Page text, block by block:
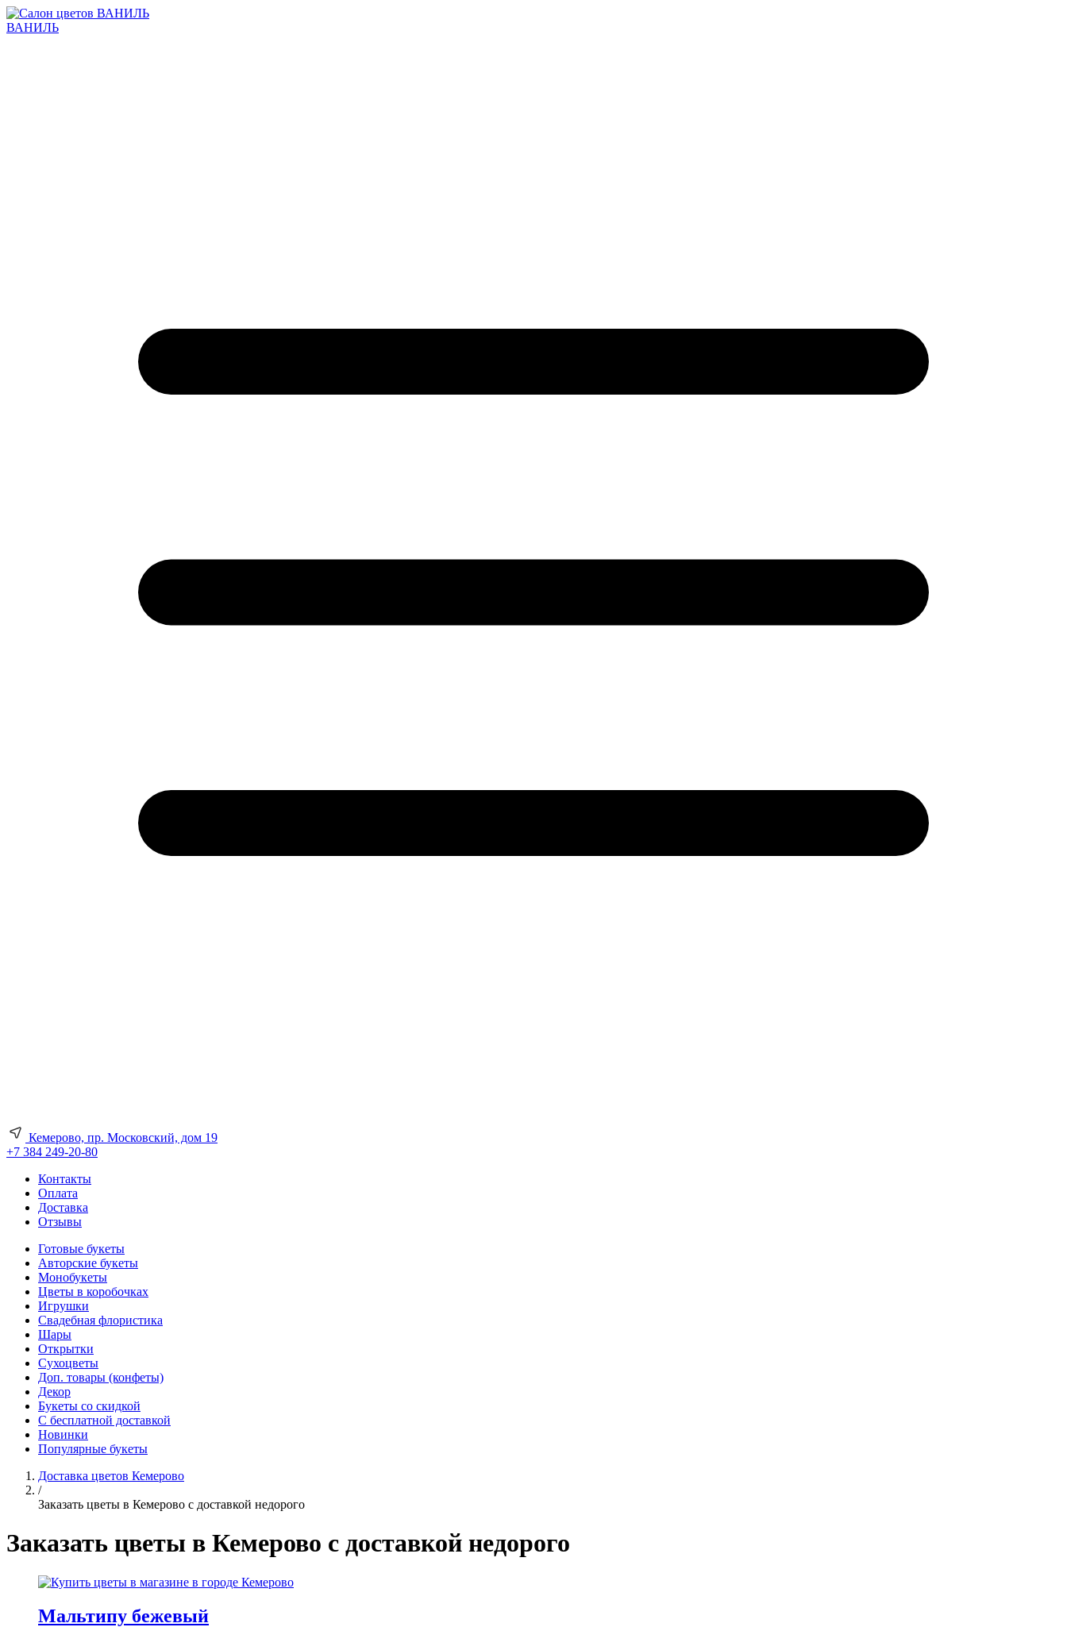
ВАНИЛЬ
Кемерово, пр. Московский, дом 19
+7 384 249-20-80
Контакты
Оплата
Доставка
Отзывы
Готовые букеты
Авторские букеты
Монобукеты
Цветы в коробочках
Игрушки
Свадебная флористика
Шары
Открытки
Сухоцветы
Доп. товары (конфеты)
Декор
Букеты со скидкой
С бесплатной доставкой
Новинки
Популярные букеты
Доставка цветов Кемерово
/
Заказать цветы в Кемерово с доставкой недорого
Заказать цветы в Кемерово с доставкой недорого
Мальтипу бежевый